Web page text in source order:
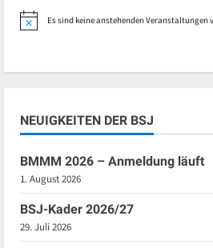
HinweisEs sind keine anstehenden Veranstaltungen
NEUIGKEITEN DER BSJ
BMMM 2026 – Anmeldung läuft
1. August 2026
BSJ-Kader 2026/27
29. Juli 2026